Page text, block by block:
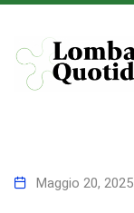
Maggio 20, 2025